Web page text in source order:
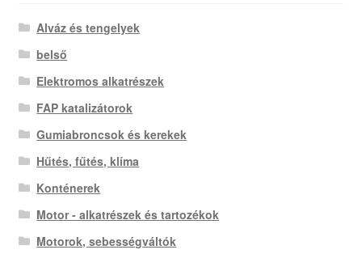
Alváz és tengelyek
belső
Elektromos alkatrészek
FAP katalizátorok
Gumiabroncsok és kerekek
Hűtés, fűtés, klíma
Konténerek
Motor - alkatrészek és tartozékok
Motorok, sebességváltók